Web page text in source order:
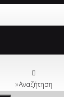
Αναζήτηση